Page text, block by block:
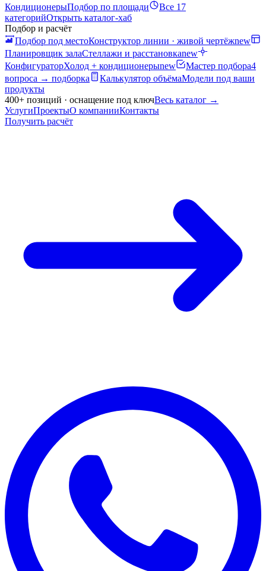
КондиционерыПодбор по площади
Все 17
категорийОткрыть каталог-хаб
Подбор и расчёт
Подбор под местоКонструктор линии · живой чертёжnew
Планировщик залаСтеллажи и расстановкаnew
КонфигураторХолод + кондиционерыnew Мастер подбора4
вопроса → подборка
Калькулятор объёмаМодели под ваши
продукты
400+ позиций · оснащение под ключВесь каталог →
УслугиПроектыО компанииКонтакты
Получить расчёт